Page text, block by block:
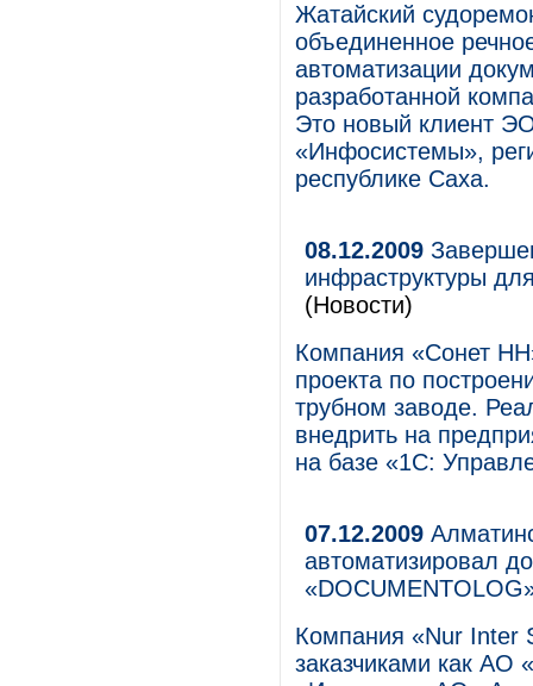
Жатайский
объединенное
автоматизации
разработанной
Это новый клиент
«Инфосистемы»,
республике Саха.
08.12.2009
инфраструктуры
(Новости)
Компания «Сонет
проекта по
трубном заводе.
внедрить на
на базе «1С:
07.12.2009
автоматизировал
Компания «Nur Inter
заказчиками как АО